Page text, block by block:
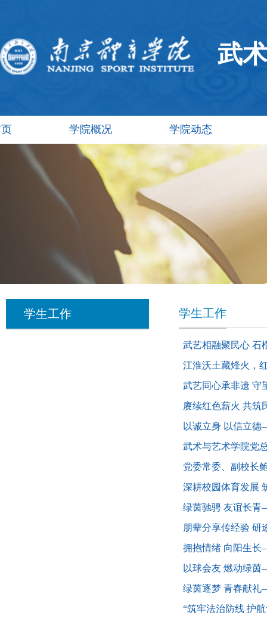
武
学院概况 学院动态
学生工作 学生工作
武艺相融聚民心 石
江淮沃土藏烽火，
武艺同心承非遗
赓续红色薪火 共
以诚立身 以信立
武术与艺术学院党
党委常委、副校长
深耕校园体育发展
绿茵驰骋 友谊长
朋辈分享传经验
拥抱情绪 向阳生长
以球会友 燃动绿
绿茵逐梦 青春献
“筑牢法治防线 护